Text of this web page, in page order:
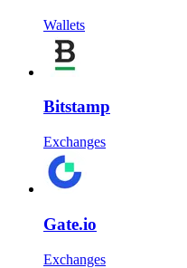
Wallets
Bitstamp
Exchanges
Gate.io
Exchanges